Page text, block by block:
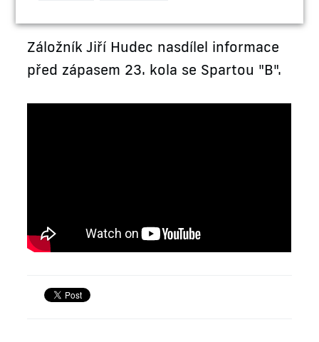
Záložník Jiří Hudec nasdílel informace
před zápasem 23. kola se Spartou "B".